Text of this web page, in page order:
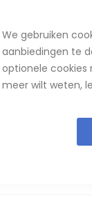
We gebruiken
aanbiedingen te
optionele cookies
meer wilt weten,